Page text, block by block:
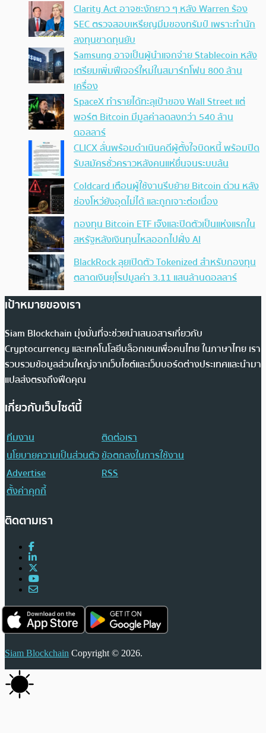
Clarity Act อาจชะงักยาว ๆ หลัง Warren ร้อง
SEC ตรวจสอบเหรียญมีมของทรัมป์ เพราะทำนัก
ลงทุนขาดทุนยับ
Samsung อาจเป็นผู้นำแจกจ่าย Stablecoin หลัง
เตรียมเพิ่มฟีเจอร์ใหม่ในสมาร์ทโฟน 800 ล้าน
เครื่อง
SpaceX ทำรายได้ทะลุเป้าของ Wall Street แต่
พอร์ต Bitcoin มีมูลค่าลดลงกว่า 540 ล้าน
ดอลลาร์
CLICX ลั่นพร้อมดำเนินคดีผู้ตั้งใจบิดหนี้ พร้อมปิด
รับสมัครชั่วคราวหลังคนแห่ยื่นจนระบบล้น
Coldcard เตือนผู้ใช้งานรีบย้าย Bitcoin ด่วน หลัง
ช่องโหว่ยังอุดไม่ได้ และถูกเจาะต่อเนื่อง
กองทุน Bitcoin ETF เจ๊งและปิดตัวเป็นแห่งแรกใน
สหรัฐหลังเงินทุนไหลออกไปฝั่ง AI
BlackRock ลุยเปิดตัว Tokenized สำหรับกองทุน
ตลาดเงินยุโรปมูลค่า 3.11 แสนล้านดอลลาร์
เป้าหมายของเรา
Siam Blockchain มุ่งมั่นที่จะช่วยนำเสนอสารเกี่ยวกับ
Cryptocurrency และเทคโนโลยีบล็อกเชนเพื่อคนไทย ในภาษาไทย เรา
รวบรวมข้อมูลส่วนใหญ่จากเว็บไซต์และเว็บบอร์ดต่างประเทศและนำมา
แปลส่งตรงถึงฟีดคุณ
เกี่ยวกับเว็บไซต์นี้
ทีมงาน
ติดต่อเรา
นโยบายความเป็นส่วนตัวข้อตกลงในการใช้งาน
Advertise
RSS
ตั้งค่าคุกกี้
ติดตามเรา
Siam Blockchain Copyright © 2026.